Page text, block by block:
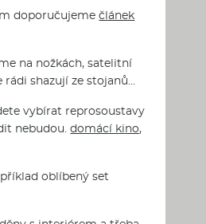
doporučujemečlánek
na nožkách, satelitní
rádi shazují ze stojanů…
vybírat reprosoustavy
nebudou.domácí kino,
oblíbený set